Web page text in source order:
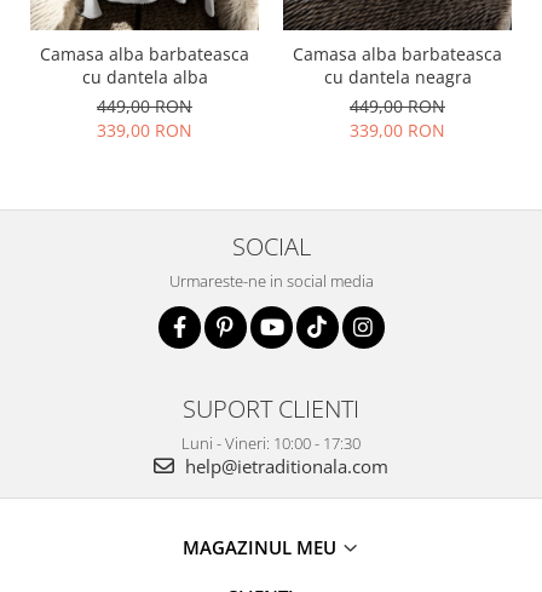
Camasa alba barbateasca
cu dantela alba
449,00 RON
339,00 RON
Camasa alba barbateasca
cu dantela neagra
449,00 RON
339,00 RON
SOCIAL
Urmareste-ne in social media
SUPORT CLIENTI
Luni - Vineri: 10:00 - 17:30
help@ietraditionala.com
MAGAZINUL MEU